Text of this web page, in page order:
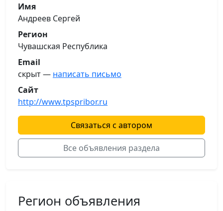
Имя
Андреев Сергей
Регион
Чувашская Республика
Email
скрыт — написать письмо
Сайт
http://www.tpspribor.ru
Связаться с автором
Все объявления раздела
Регион объявления